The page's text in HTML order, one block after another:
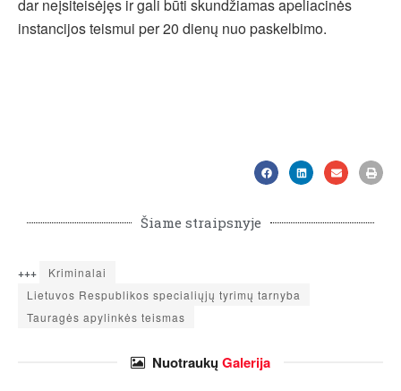
dar neįsiteisėjęs ir gali būti skundžiamas apeliacinės
instancijos teismui per 20 dienų nuo paskelbimo.
Šiame straipsnyje
+++
Kriminalai
Lietuvos Respublikos specialiųjų tyrimų tarnyba
Tauragės apylinkės teismas
NuotraukųGalerija